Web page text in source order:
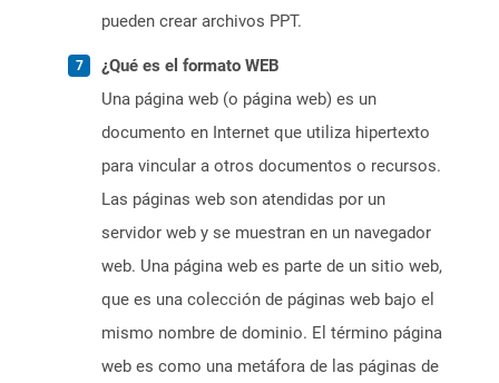
pueden crear archivos PPT.
¿Qué es el formato WEB
Una página web (o página web) es un
documento en Internet que utiliza hipertexto
para vincular a otros documentos o recursos.
Las páginas web son atendidas por un
servidor web y se muestran en un navegador
web. Una página web es parte de un sitio web,
que es una colección de páginas web bajo el
mismo nombre de dominio. El término página
web es como una metáfora de las páginas de